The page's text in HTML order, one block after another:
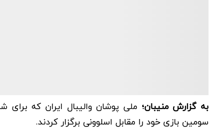
به گزارش منیبان؛ملی پوشان والیبال ایران که برای
سومین بازی خود را مقابل اسلوونی برگزار کردند.